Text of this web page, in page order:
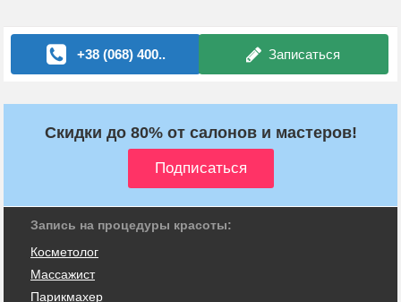
+38 (068) 400.. Записаться
Скидки до 80% от салонов и мастеров!
Запись на процедуры красоты:
Косметолог
Массажист
Парикмахер